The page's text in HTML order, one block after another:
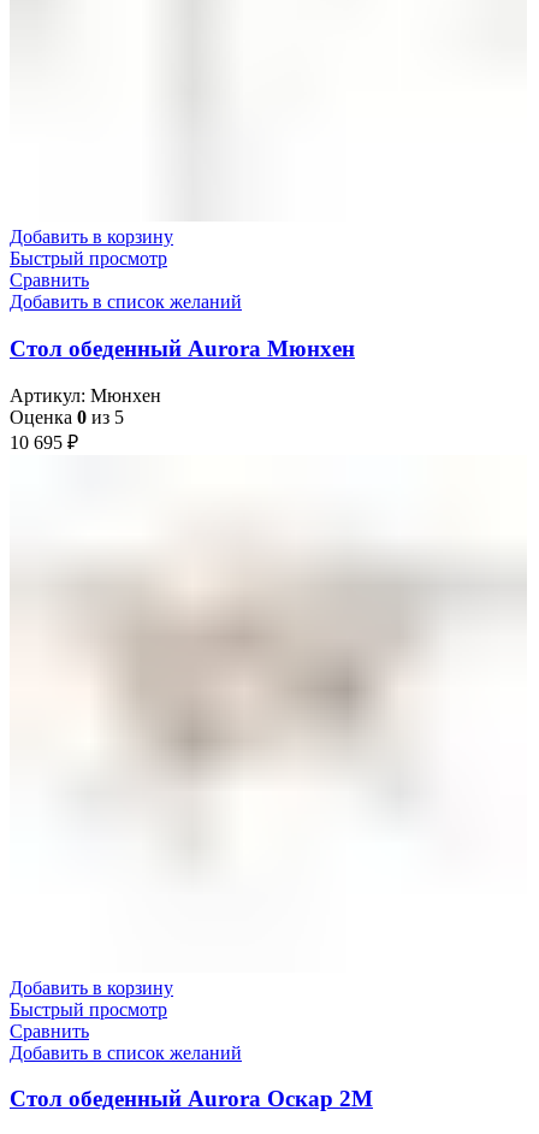
Добавить в корзину
Быстрый просмотр
Сравнить
Добавить в список желаний
Стол обеденный Aurora Мюнхен
Артикул: Мюнхен
Оценка 0 из 5
10 695 ₽
Добавить в корзину
Быстрый просмотр
Сравнить
Добавить в список желаний
Стол обеденный Aurora Оскар 2М